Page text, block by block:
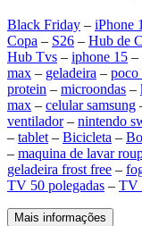
Black Friday – iPhone
Copa – S26 – Hub de
Hub Tvs – iphone 15 –
max – geladeira – poco
protein – microondas –
max – celular samsung
ventilador– nintendo
– tablet – Bicicleta –
– maquina de lavar
geladeira frost free –
TV 50 polegadas – TV
Mais informações